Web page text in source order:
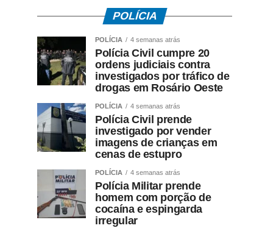
POLÍCIA
POLÍCIA 4 semanas atrás
Polícia Civil cumpre 20
ordens judiciais contra
investigados por tráfico de
drogas em Rosário Oeste
POLÍCIA 4 semanas atrás
Polícia Civil prende
investigado por vender
imagens de crianças em
cenas de estupro
POLÍCIA 4 semanas atrás
Polícia Militar prende
homem com porção de
cocaína e espingarda
irregular